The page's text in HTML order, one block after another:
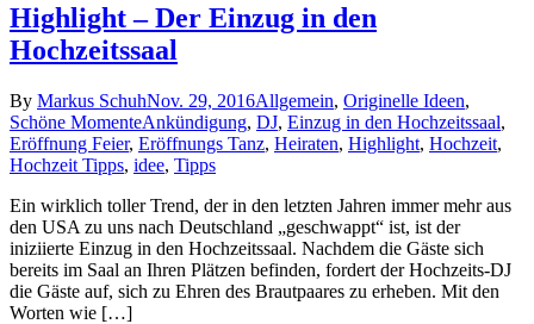
Highlight – Der Einzug in den
Hochzeitssaal
By Markus SchuhNov. 29, 2016Allgemein, Originelle Ideen,
Schöne MomenteAnkündigung, DJ, Einzug in den Hochzeitssaal,
Eröffnung Feier, Eröffnungs Tanz, Heiraten, Highlight, Hochzeit,
Hochzeit Tipps, idee, Tipps
Ein wirklich toller Trend, der in den letzten Jahren immer mehr aus
den USA zu uns nach Deutschland „geschwappt“ ist, ist der
iniziierte Einzug in den Hochzeitssaal. Nachdem die Gäste sich
bereits im Saal an Ihren Plätzen befinden, fordert der Hochzeits-DJ
die Gäste auf, sich zu Ehren des Brautpaares zu erheben. Mit den
Worten wie […]